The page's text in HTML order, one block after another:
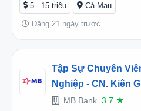
5 - 15 triệu Cà Mau
Đăng 21 ngày trước
Tập Sự Chuyên
Nghiệp - CN. Kiên
Giá, An Giang
MB Bank 3.7 ★